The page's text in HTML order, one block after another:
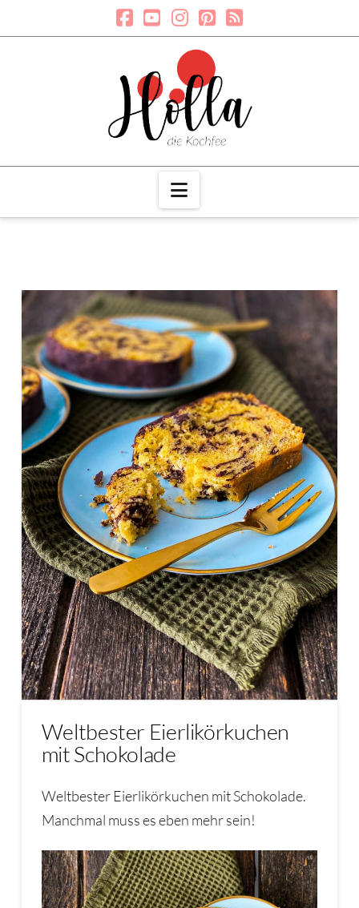
Navigation
Weltbester Eierlikörkuchen
mit Schokolade
Weltbester Eierlikörkuchen mit Schokolade.
Manchmal muss es eben mehr sein!